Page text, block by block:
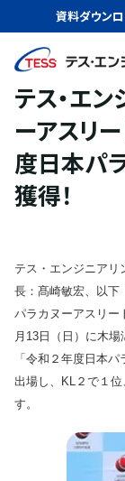
資料ダウン
ニュース
テ
選手 令和２年度日本
リリース
2020.09.16
テス・エ
ーアスリ
度日本パ
獲得！
テス・エンジニアリ
長：髙崎敏宏、以下
パラカヌーアスリー
月13日（日）に木
「令和２年度日本
出場し、KL２で１
す。